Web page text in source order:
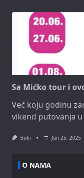
Sa Mićko tour i
Već koju godinu
vikend putovanja u
Boki Jun 25, 2025
O NAMA